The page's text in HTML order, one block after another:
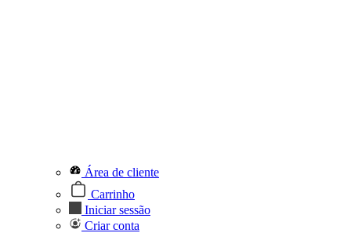
Área de cliente
Carrinho
Iniciar sessão
Criar conta